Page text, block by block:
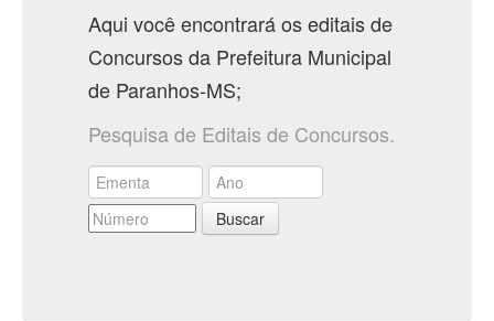
Aqui você encontrará os editais de
Concursos da Prefeitura Municipal
de Paranhos-MS;
Pesquisa de Editais de Concursos.
Buscar